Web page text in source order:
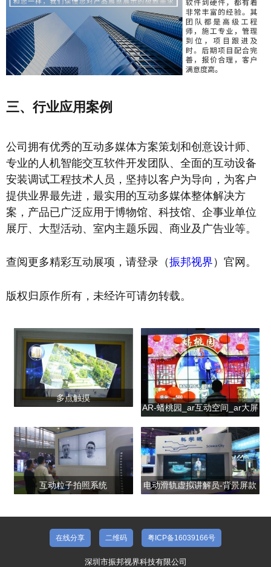
三、行业应用案例
公司拥有优秀的互动多媒体方案策划和创意设计师、
专业的人机智能交互软件开发团队、全面的互动设备
安装调试工程技术人员，坚持以客户为导向，为客户
提供业界最先进，最实用的互动多媒体整体解决方
案，产品已广泛应用于博物馆、科技馆、企事业单位
展厅、大型活动、室内主题乐园、商业及广告业等。
查阅更多精彩互动展项，请登录（振邦视界 ）官网。
版权归原作所有，未经许可请勿转载。
多点触摸
AR-蟠桃园_ar互动空间_ar大屏
互动
互动粒子拍照系统 电动滑轨虚拟讲解员-背景屏款
在线分享 二维码 粤ICP备16039166号
深圳市振邦视界科技有限公司